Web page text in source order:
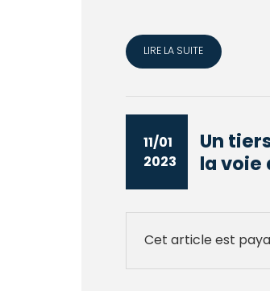
LIRE LA SUITE
11/01
2023
Un
la voie
Cet article est